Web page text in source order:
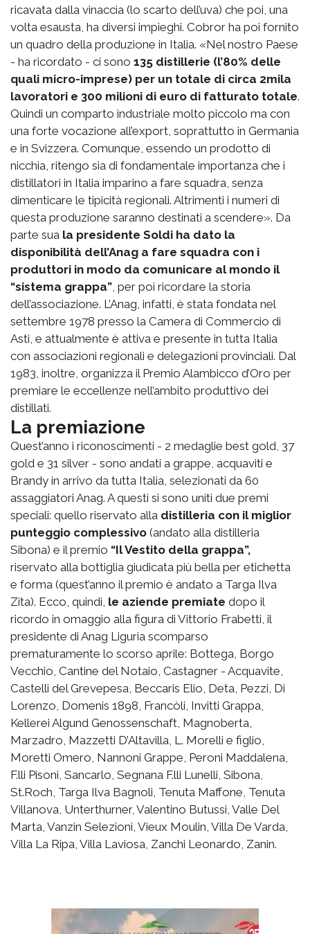
ricavata dalla vinaccia (lo scarto dell’uva) che poi, una
volta esausta, ha diversi impieghi. Cobror ha poi fornito
un quadro della produzione in Italia. «Nel nostro Paese
- ha ricordato - ci sono 135 distillerie (l’80% delle
quali micro-imprese) per un totale di circa 2mila
lavoratori e 300 milioni di euro di fatturato totale.
Quindi un comparto industriale molto piccolo ma con
una forte vocazione all’export, soprattutto in Germania
e in Svizzera. Comunque, essendo un prodotto di
nicchia, ritengo sia di fondamentale importanza che i
distillatori in Italia imparino a fare squadra, senza
dimenticare le tipicità regionali. Altrimenti i numeri di
questa produzione saranno destinati a scendere». Da
parte sua la presidente Soldi ha dato la
disponibilità dell’Anag a fare squadra con i
produttori in modo da comunicare al mondo il
“sistema grappa” , per poi ricordare la storia
dell’associazione. L’Anag, infatti, è stata fondata nel
settembre 1978 presso la Camera di Commercio di
Asti, e attualmente è attiva e presente in tutta Italia
con associazioni regionali e delegazioni provinciali. Dal
1983, inoltre, organizza il Premio Alambicco d’Oro per
premiare le eccellenze nell’ambito produttivo dei
distillati.
La premiazione
Quest’anno i riconoscimenti - 2 medaglie best gold, 37
gold e 31 silver - sono andati a grappe, acquaviti e
Brandy in arrivo da tutta Italia, selezionati da 60
assaggiatori Anag. A questi si sono uniti due premi
speciali: quello riservato alla distilleria con il miglior
punteggio complessivo (andato alla distilleria
Sibona) e il premio “Il Vestito della grappa”,
riservato alla bottiglia giudicata più bella per etichetta
e forma (quest’anno il premio è andato a Targa Ilva
Zita). Ecco, quindi, le aziende premiate dopo il
ricordo in omaggio alla figura di Vittorio Frabetti, il
presidente di Anag Liguria scomparso
prematuramente lo scorso aprile: Bottega, Borgo
Vecchio, Cantine del Notaio, Castagner - Acquavite,
Castelli del Grevepesa, Beccaris Elio, Deta, Pezzi, Di
Lorenzo, Domenis 1898, Francòli, Invitti Grappa,
Kellerei Algund Genossenschaft, Magnoberta,
Marzadro, Mazzetti D’Altavilla, L. Morelli e figlio,
Moretti Omero, Nannoni Grappe, Peroni Maddalena,
F.lli Pisoni, Sancarlo, Segnana F.lli Lunelli, Sibona,
St.Roch, Targa Ilva Bagnoli, Tenuta Maffone, Tenuta
Villanova, Unterthurner, Valentino Butussi, Valle Del
Marta, Vanzin Selezioni, Vieux Moulin, Villa De Varda,
Villa La Ripa, Villa Laviosa, Zanchi Leonardo, Zanin.